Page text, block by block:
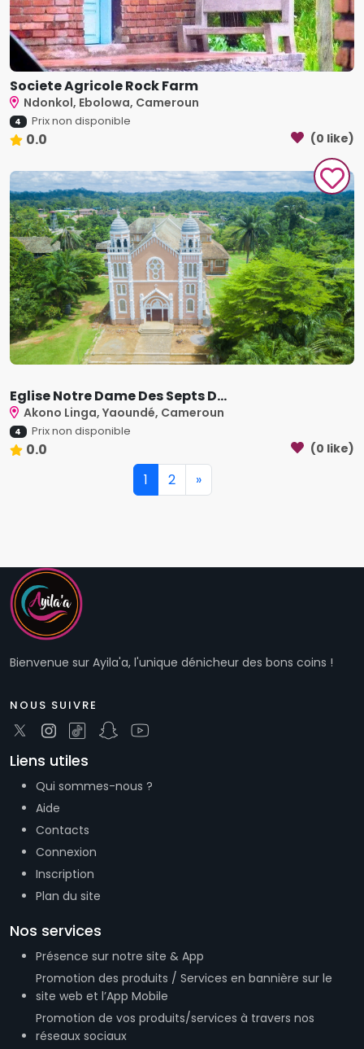
Societe Agricole Rock Farm
Ndonkol, Ebolowa, Cameroun
4 Prix non disponible
0.0 (0 like)
Eglise Notre Dame Des Septs D...
Akono Linga, Yaoundé, Cameroun
4 Prix non disponible
0.0 (0 like)
1 2 »
Bienvenue sur Ayila'a, l'unique dénicheur des bons coins !
NOUS SUIVRE
Liens utiles
Qui sommes-nous ?
Aide
Contacts
Connexion
Inscription
Plan du site
Nos services
Présence sur notre site & App
Promotion des produits / Services en bannière sur le
site web et l’App Mobile
Promotion de vos produits/services à travers nos
réseaux sociaux